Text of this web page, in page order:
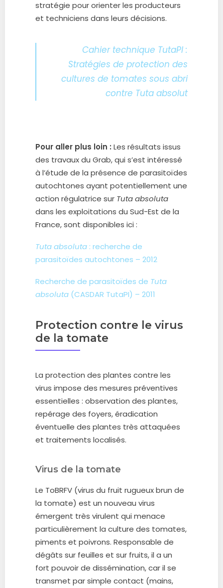
stratégie pour orienter les producteurs
et techniciens dans leurs décisions.
Cahier technique TutaPI :
Stratégies de protection des
cultures de tomates sous abri
contre Tuta absolut
Pour aller plus loin : Les résultats issus
des travaux du Grab, qui s’est intéressé
à l’étude de la présence de parasitoïdes
autochtones ayant potentiellement une
action régulatrice sur Tuta absoluta
dans les exploitations du Sud-Est de la
France, sont disponibles ici :
Tuta absoluta : recherche de
parasitoïdes autochtones – 2012
Recherche de parasitoïdes de Tuta
absoluta (CASDAR TutaPI) – 2011
Protection contre le virus
de la tomate
La protection des plantes contre les
virus impose des mesures préventives
essentielles : observation des plantes,
repérage des foyers, éradication
éventuelle des plantes très attaquées
et traitements localisés.
Virus de la tomate
Le ToBRFV (virus du fruit rugueux brun de
la tomate) est un nouveau virus
émergent très virulent qui menace
particulièrement la culture des tomates,
piments et poivrons. Responsable de
dégâts sur feuilles et sur fruits, il a un
fort pouvoir de dissémination, car il se
transmet par simple contact (mains,